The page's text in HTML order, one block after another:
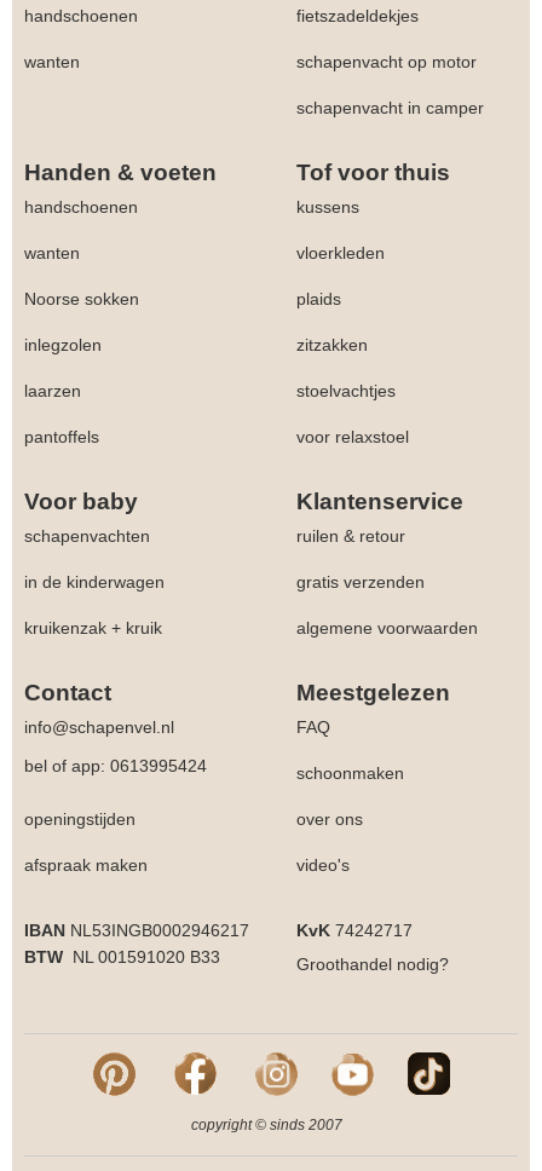
handschoenen fietszadeldekjes
wanten schapenvacht op motor
schapenvacht in camper
Handen & voeten Tof voor thuis
handschoenen kussens
wanten vloerkleden
Noorse sokken plaids
inlegzolen zitzakken
laarzen stoelvachtjes
pantoffels voor relaxstoel
Voor baby Klantenservice
schapenvachten ruilen & retour
in de kinderwagen gratis verzenden
kruikenzak + kruik algemene voorwaarden
Contact Meestgelezen
info@schapenvel.nl
FAQ
bel of app: 0613995424
schoonmaken
openingstijden over ons
afspraak maken video's
IBAN NL53INGB0002946217 KvK 74242717
BTW NL 001591020 B33 Groothandel nodig?
copyright © sinds 2007